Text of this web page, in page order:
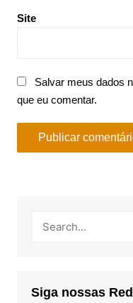
Site
Salvar meus dados
que eu comentar.
Siga nossas